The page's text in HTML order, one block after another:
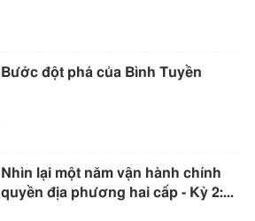
Bước đột phá của Bình Tuyền
Nhìn lại một năm vận hành chính
quyền địa phương hai cấp - Kỳ 2:...